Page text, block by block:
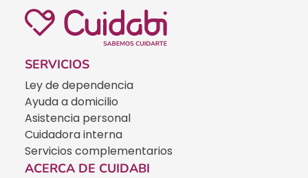
SERVICIOS
Ley de dependencia
Ayuda a domicilio
Asistencia personal
Cuidadora interna
Servicios complementarios
ACERCA DE CUIDABI